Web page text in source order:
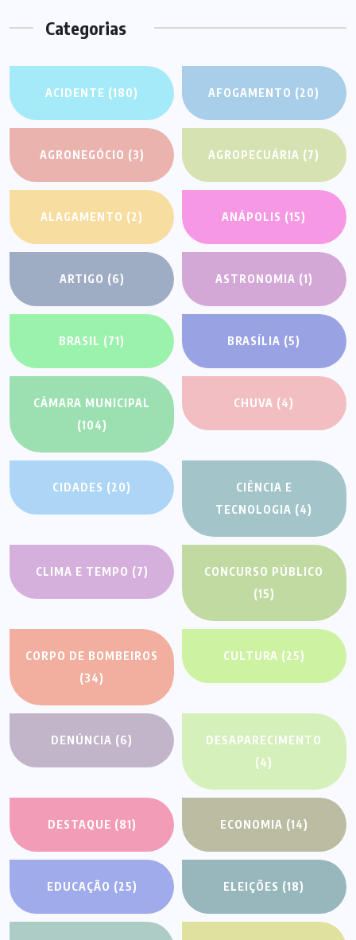
Categorias
ACIDENTE (180) AFOGAMENTO (20)
AGRONEGÓCIO (3) AGROPECUÁRIA (7)
ALAGAMENTO (2) ANÁPOLIS (15)
ARTIGO (6) ASTRONOMIA (1)
BRASIL (71) BRASÍLIA (5)
CÂMARA MUNICIPAL
(104)
CHUVA (4)
CIDADES (20)
CIÊNCIA E
TECNOLOGIA (4)
CLIMA E TEMPO (7)
CONCURSO PÚBLICO
(15)
CORPO DE BOMBEIROS
(34)
CULTURA (25)
DENÚNCIA (6)
DESAPARECIMENTO
(4)
DESTAQUE (81) ECONOMIA (14)
EDUCAÇÃO (25) ELEIÇÕES (18)